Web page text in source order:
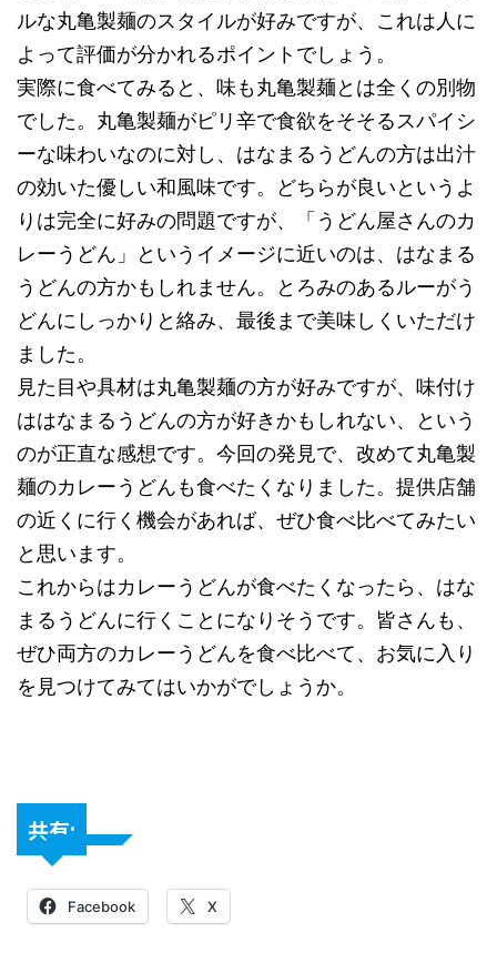
ルな丸亀製麺のスタイルが好みですが、これは人に
よって評価が分かれるポイントでしょう。
実際に食べてみると、味も丸亀製麺とは全くの別物
でした。丸亀製麺がピリ辛で食欲をそそるスパイシ
ーな味わいなのに対し、はなまるうどんの方は出汁
の効いた優しい和風味です。どちらが良いというよ
りは完全に好みの問題ですが、「うどん屋さんのカ
レーうどん」というイメージに近いのは、はなまる
うどんの方かもしれません。とろみのあるルーがう
どんにしっかりと絡み、最後まで美味しくいただけ
ました。
見た目や具材は丸亀製麺の方が好みですが、味付け
ははなまるうどんの方が好きかもしれない、という
のが正直な感想です。今回の発見で、改めて丸亀製
麺のカレーうどんも食べたくなりました。提供店舗
の近くに行く機会があれば、ぜひ食べ比べてみたい
と思います。
これからはカレーうどんが食べたくなったら、はな
まるうどんに行くことになりそうです。皆さんも、
ぜひ両方のカレーうどんを食べ比べて、お気に入り
を見つけてみてはいかがでしょうか。
共有:
Facebook X